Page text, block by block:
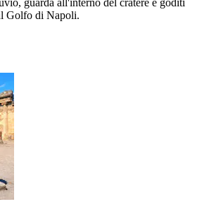
guarda all'interno del cratere e goditi
Golfo di Napoli.